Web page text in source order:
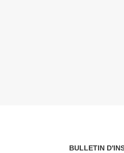
BULLETIN